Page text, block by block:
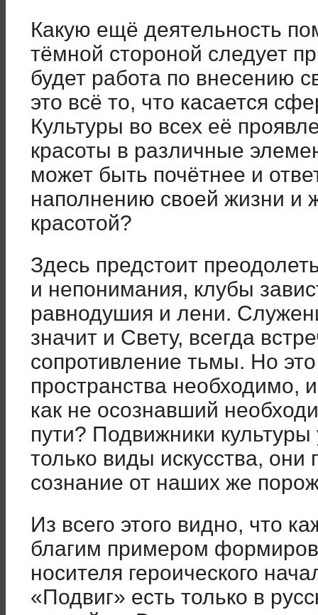
Какую ещё деятельность
тёмной стороной следует
будет работа по внесению
это всё то, что касается
Культуры во всех её
красоты в различные
может быть почётнее и
наполнению своей жизни и
красотой?
Здесь предстоит
и непонимания, клубы
равнодушия и лени.
значит и Свету, всегда
сопротивление тьмы. Но
пространства необходимо,
как не осознавший
пути? Подвижники
только виды искусства,
сознание от наших же
Из всего этого видно, что
благим примером
носителя героического
«Подвиг» есть только в